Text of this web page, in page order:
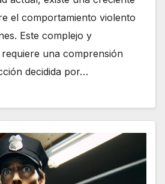
el comportamiento violento
Este complejo y
una comprensión
decidida por…